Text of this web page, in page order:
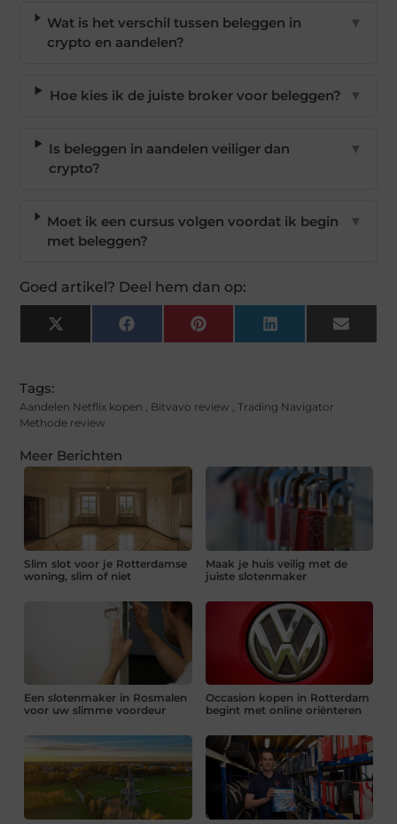
Wat is het verschil tussen beleggen in
crypto en aandelen?
▼
Hoe kies ik de juiste broker voor beleggen? ▼
Is beleggen in aandelen veiliger dan
crypto?
▼
Moet ik een cursus volgen voordat ik begin
met beleggen?
▼
Goed artikel? Deel hem dan op:
X
(Twitter)
FacebookPinterest LinkedIn Email
Tags:
Aandelen Netflix kopen , Bitvavo review , Trading Navigator
Methode review
Meer Berichten
Slim slot voor je Rotterdamse
woning, slim of niet
Maak je huis veilig met de
juiste slotenmaker
Een slotenmaker in Rosmalen
voor uw slimme voordeur
Occasion kopen in Rotterdam
begint met online oriënteren